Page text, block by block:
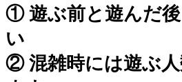
① 遊ぶ前と遊んだ
い
② 混雑時には遊ぶ